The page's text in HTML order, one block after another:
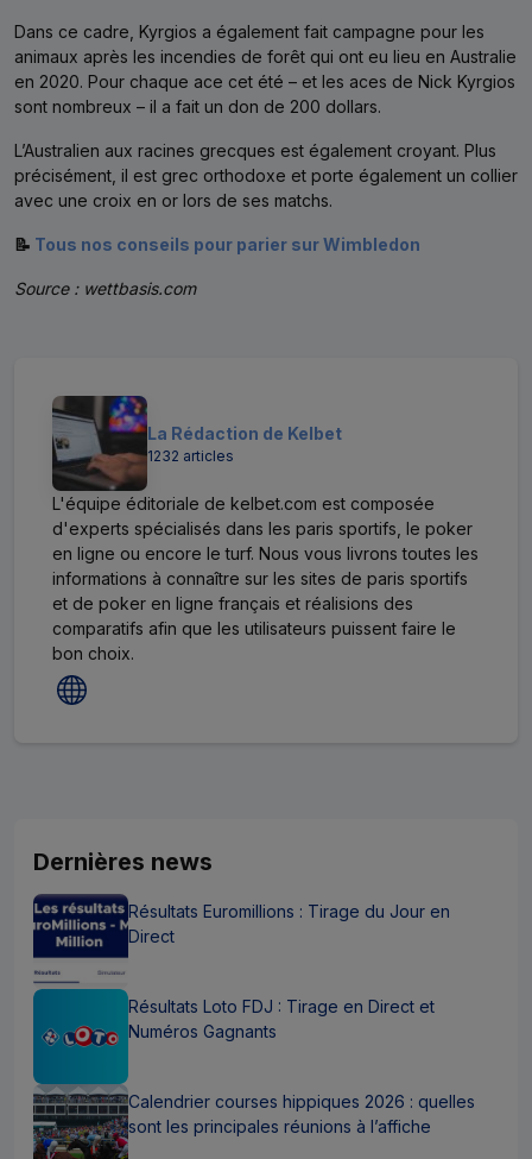
Dans ce cadre, Kyrgios a également fait campagne pour les
animaux après les incendies de forêt qui ont eu lieu en Australie
en 2020. Pour chaque ace cet été – et les aces de Nick Kyrgios
sont nombreux – il a fait un don de 200 dollars.
L’Australien aux racines grecques est également croyant. Plus
précisément, il est grec orthodoxe et porte également un collier
avec une croix en or lors de ses matchs.
📝 Tous nos conseils pour parier sur Wimbledon
Source : wettbasis.com
La Rédaction de Kelbet
1232 articles
L'équipe éditoriale de kelbet.com est composée
d'experts spécialisés dans les paris sportifs, le poker
en ligne ou encore le turf. Nous vous livrons toutes les
informations à connaître sur les sites de paris sportifs
et de poker en ligne français et réalisions des
comparatifs afin que les utilisateurs puissent faire le
bon choix.
Dernières news
Résultats Euromillions : Tirage du Jour en
Direct
Résultats Loto FDJ : Tirage en Direct et
Numéros Gagnants
Calendrier courses hippiques 2026 : quelles
sont les principales réunions à l’affiche